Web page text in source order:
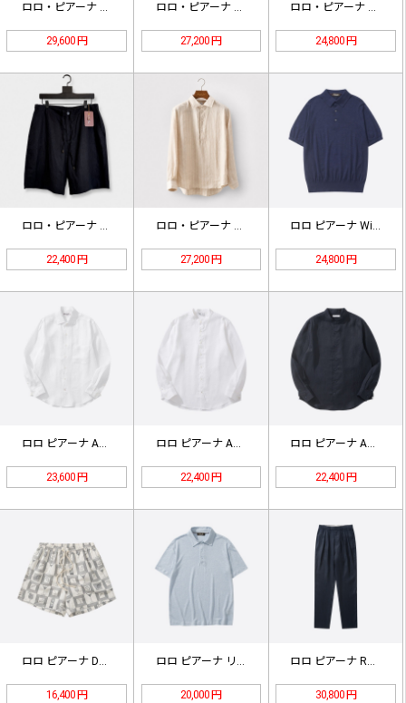
ロロ・ピアーナ リネン カジュアル …
29,600 円
ロロ・ピアーナ スタンドカラーリネン…
27,200 円
ロロ・ピアーナ 刺繍 ショーツ ホワ…
24,800 円
22,400 円 27,200 円 24,800 円
ロロ ピアーナ André ウィメン…
23,600 円
ロロ ピアーナ André リネン …
22,400 円
ロロ ピアーナ André Elia…
22,400 円
ロロ ピアーナ Daneu ジオメト…
16,400 円
ロロ ピアーナ リネン ポロシャツ …
20,000 円
ロロ ピアーナ Ruben リネン …
30,800 円